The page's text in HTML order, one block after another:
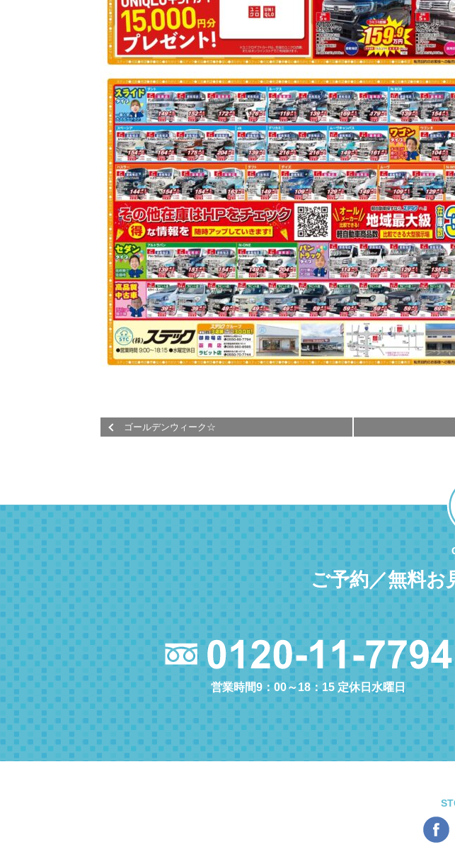
ゴールデンウィーク☆
ご予約／無料お
営業時間9：00～18：15 定休日水曜日